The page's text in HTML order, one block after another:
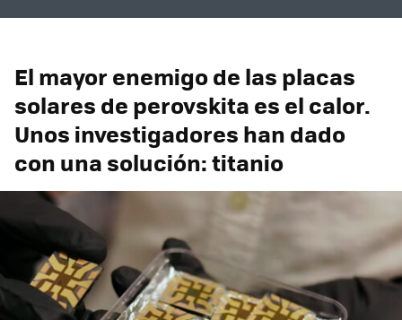
El mayor enemigo de las placas
solares de perovskita es el calor.
Unos investigadores han dado
con una solución: titanio